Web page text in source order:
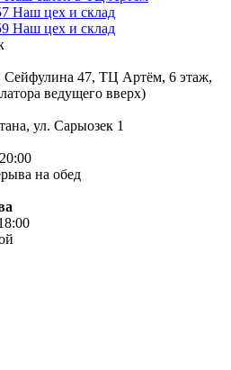
Наш цех и склад
Наш цех и склад
Сейфулина 47, ТЦ Артём, 6 этаж,
ведущего вверх)
ул. Сарыозек 1
на обед